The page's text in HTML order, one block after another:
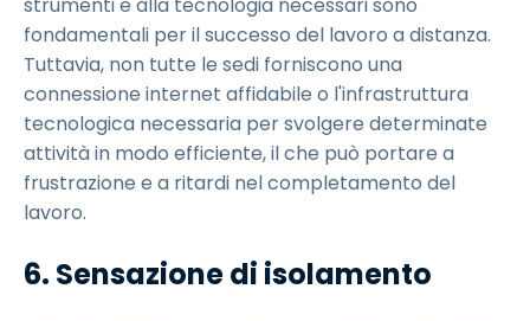
fondamentali per il successo del lavoro a distanza.
Tuttavia, non tutte le sedi forniscono una
connessione internet affidabile o l'infrastruttura
tecnologica necessaria per svolgere determinate
attività in modo efficiente, il che può portare a
frustrazione e a ritardi nel completamento del
lavoro.
6. Sensazione di isolamento